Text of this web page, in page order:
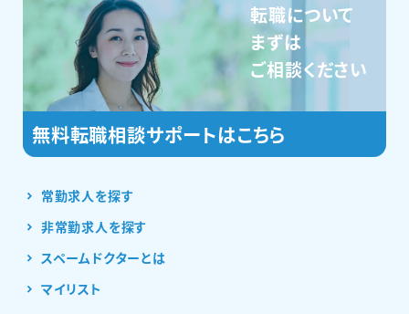
常勤求人を探す
非常勤求人を探す
スペームドクターとは
マイリスト
転職について
まずは
ご相談ください